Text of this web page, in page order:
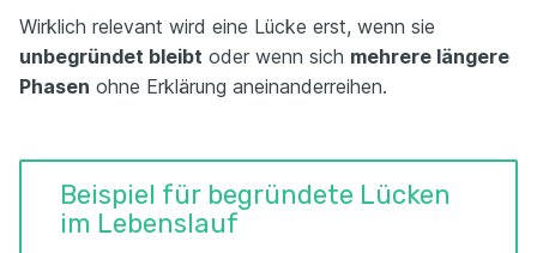
Wirklich relevant wird eine Lücke erst, wenn sie
unbegründet bleibt oder wenn sich mehrere längere
Phasen ohne Erklärung aneinanderreihen.
Beispiel für begründete Lücken
im Lebenslauf